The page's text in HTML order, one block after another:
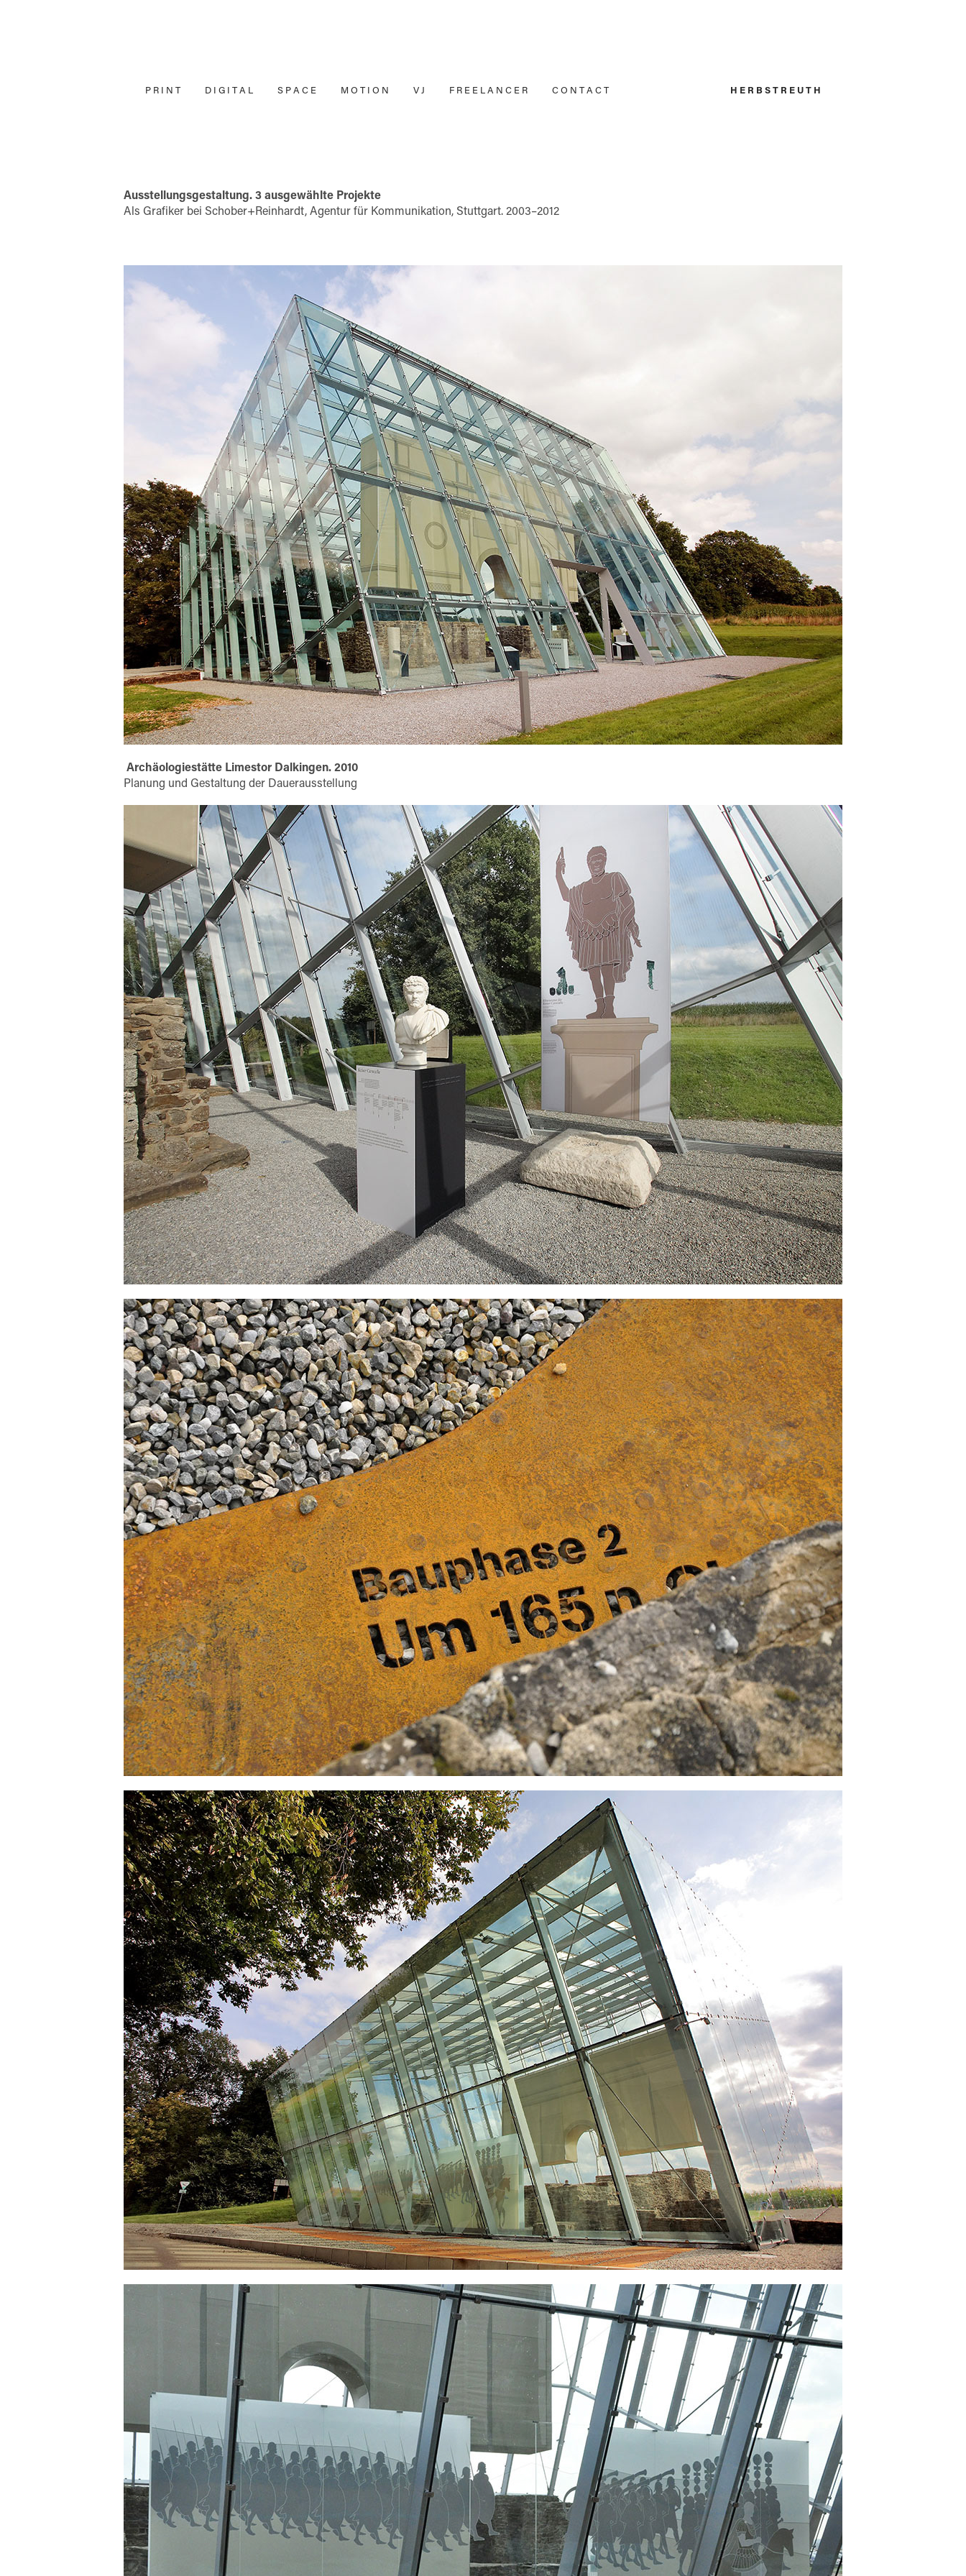
P R I N T D I G I T A L S P A C E M O T I O N V J F R E E L A N C E R C O N T A C T H E R B S T R E U T H
Ausstellungsgestaltung. 3 ausgewählte Projekte
Als Grafiker bei Schober+Reinhardt, Agentur für Kommunikation, Stuttgart. 2003–2012
Archäologiestätte Limestor Dalkingen. 2010
Planung und Gestaltung der Dauerausstellung